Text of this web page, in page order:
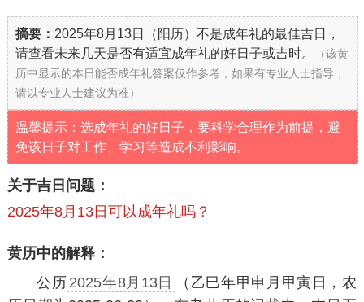
摘要： 2025年8月13日（阳历）不是成年礼的最佳吉日，
请查看未来几天是否有适宜成年礼的好日子或吉时。
（该黄
历中显示的本日能否成年礼答案仅作参考，如果有专业人士指导，
请以专业人士建议为准）
温馨提示：选成年礼的好日子，要科学合理作为前提，避
免该日子对工作、学习等造成不利影响。
关于吉日问题：
2025年8月13日可以成年礼吗？
黄历中的解释：
公历 2025年8月13日
（乙巳年甲申月甲寅日，农